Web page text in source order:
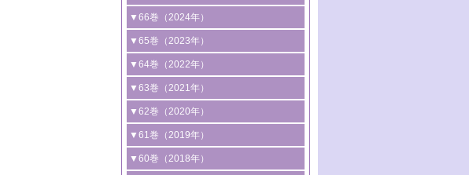
2号 コンピューター技術により加速する
触媒開発
3号 有機分子変換やCO 資源化のための
光触媒に関する最近の研究
B号 第137回触媒討論会（2026年）
1号 CO
水素化によるグリーン燃料/グリ
ーンケミカル製造
2号 水素製造のための水分解技術に関す
る最近の研究
3号 オレフィン系樹脂の精密合成に関す
る最新技術
4号 アルコール類の効率的変換を実現す
る非貴金属触媒の研究動向
▼66巻（2024年）
1号 低次元ナノ構造を有する触媒材料
2号 規制反応場を活用した固体触媒研究
の新展開
3号 未踏分子変換を目指した酸化触媒プ
ロセスの最前線
4号 シンクロトロン放射光および中性子
線を利用した触媒解析技術の最先端
▼65巻（2023年）
1号 炭素が関わる触媒機能
2号 プラスチックケミカルリサイクルの
ための触媒技術
3号 非酸化物系金属化合物を基盤とした
触媒材料の開発
4号 格子酸素・格子酸素欠陥を利用した
▼64巻（2022年）
1号 合成ガス製造とCOを用いるケミカル
ズ合成の最新動向
2号 化学品合成のための合金触媒開発
3号 CO の排出削減および有効活用のた
めの触媒技術
▼63巻（2021年）
1号 金触媒の新展開
2号 ペロブスカイト
3号 特殊反応場を利用した触媒的分子変
換反応
▼62巻（2020年）
1号 触媒設計を拓く欠陥構造のキャラク
タリゼーション
▼61巻（2019年）
1号 物質移動制御に着目した触媒プロセ
▼60巻（2018年）